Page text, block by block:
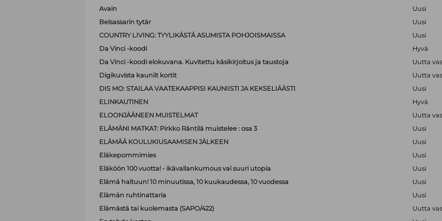
Avain
Uusi
Belsassarin tytär
Uusi
COUNTRY LIVING: TYYLIKÄSTÄ ASUMISTA POHJOISMAISSA
Uusi
Da Vinci -koodi
Hyvä
Da Vinci -koodi elokuvana. Kuvitettu käsikirjoitus ja taustoja
Uutta
Digikuvista kauniit kortit
Uutta
DIS MO: STAILAA VAATEKAAPPISI KAUNIISTI JA KEKSELIÄÄSTI
Uusi
ELINKAUTINEN
Hyvä
ELOONJÄÄNEEN MUISTELMAT
Uutta
ELÄMÄNI MATKAT: Pirkko Räntilä muistelee : osa 3
Uusi
ELÄMÄÄ KOULUKIUSAAMISEN JÄLKEEN
Uusi
Eläkepommimies
Uusi
Eläköön 100 vuotta! - ikävallankumous vai suuri utopia
Uusi
Elämä haltuun! 10 minuutissa, 10 kuukaudessa, 10 vuodessa
Uusi
Elämän ruhtinattaria
Uusi
Elämästä tai kuolemasta (SAPO/422)
Uutta